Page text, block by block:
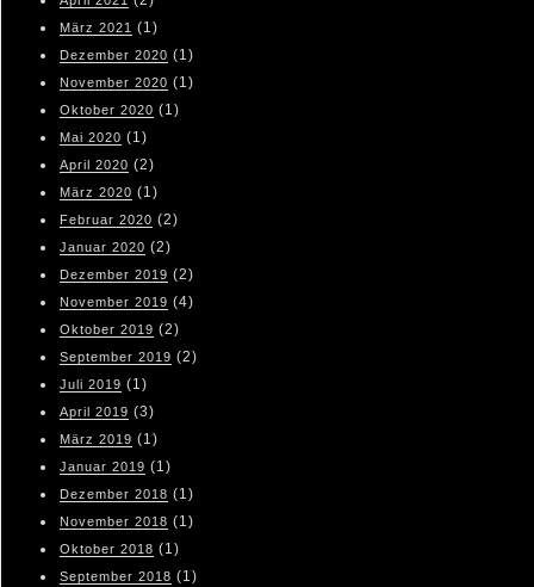
März 2021 (1)
Dezember 2020 (1)
November 2020 (1)
Oktober 2020 (1)
Mai 2020 (1)
April 2020 (2)
März 2020 (1)
Februar 2020 (2)
Januar 2020 (2)
Dezember 2019 (2)
November 2019 (4)
Oktober 2019 (2)
September 2019 (2)
Juli 2019 (1)
April 2019 (3)
März 2019 (1)
Januar 2019 (1)
Dezember 2018 (1)
November 2018 (1)
Oktober 2018 (1)
September 2018 (1)